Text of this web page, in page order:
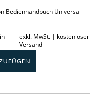
Bedienhandbuch Universal
exkl. MwSt. | kostenloser
Versand